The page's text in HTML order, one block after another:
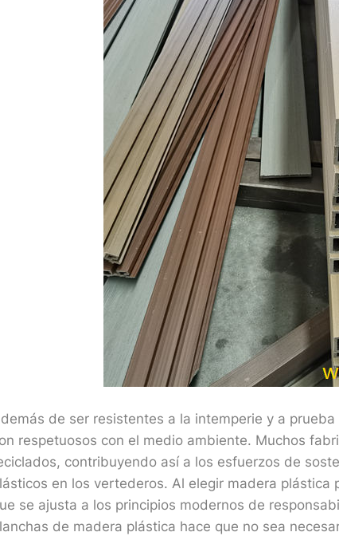
de ser resistentes a la intemperie y a
respetuosos con el medio ambiente. Muchos
contribuyendo así a los esfuerzos de
en los vertederos. Al elegir madera
se ajusta a los principios modernos de
de madera plástica hace que no sea